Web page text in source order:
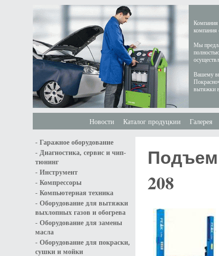
Компания
компания
Мы
Вашему
вытяжки
Новости Каталог продуцкии Галерея
- Гаражное оборудование
- Диагностика, сервис и чип-
тюнинг
- Инструмент
- Компрессоры
- Компьютерная техника
- Оборудование для вытяжки
выхлопных газов и обогрева
- Оборудование для замены
масла
- Оборудование для покраски,
сушки и мойки
208